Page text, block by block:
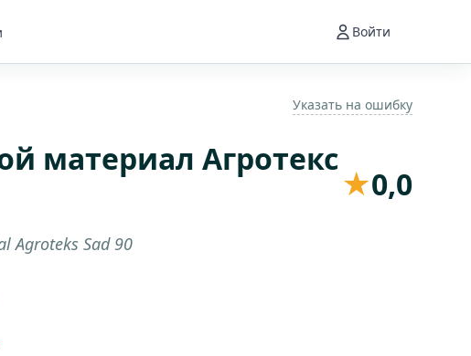
Войти
Указать на ошибку
материал Агротекс
★0,0
Agroteks Sad 90